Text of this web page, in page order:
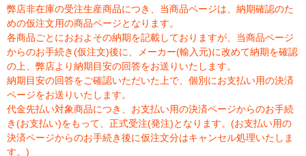
弊店非在庫の受注生産商品につき、当商品ページは、納期確認のた
めの仮注文用の商品ページとなります。
各商品ごとにおおよその納期を記載しておりますが、当商品ページ
からのお手続き(仮注文)後に、メーカー(輸入元)に改めて納期を確認
の上、弊店より納期目安の回答をお送りいたします。
納期目安の回答をご確認いただいた上で、個別にお支払い用の決済
ページをお送りいたします。
代金先払い対象商品につき、お支払い用の決済ページからのお手続
き(お支払い)をもって、正式受注(発注)となります。(お支払い用の
決済ページからのお手続き後に仮注文分はキャンセル処理いたしま
す。)